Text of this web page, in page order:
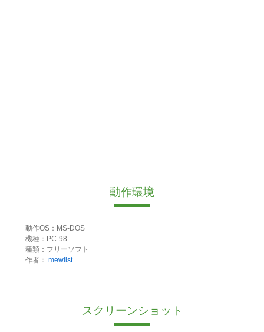
動作環境
動作OS：MS-DOS
機種：PC-98
種類：フリーソフト
作者： mewlist
スクリーンショット